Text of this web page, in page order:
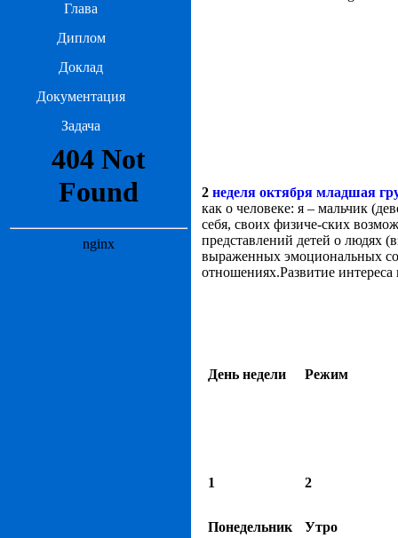
Глава
Диплом
Доклад
Документация
Задача
2 неделя октября младшая
как о человеке: я – мальчик
себя, своих физиче-ских
представлений детей о людях
выраженных эмоциональных
отношениях.Развитие
День недели Режим
1 2
Понедельник Утро